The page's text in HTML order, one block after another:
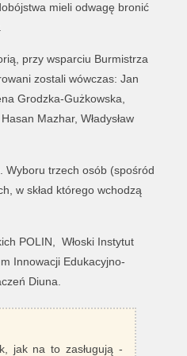
mieli odwagę bronić
przy wsparciu Burmistrza
zostali wówczas: Jan
Grodzka-Gużkowska,
Mazhar, Władysław
Wyboru trzech osób (spośród
w skład którego wchodzą
POLIN,
Włoski Instytut
Innowacji Edukacyjno-
Diuna.
jak na to zasługują -